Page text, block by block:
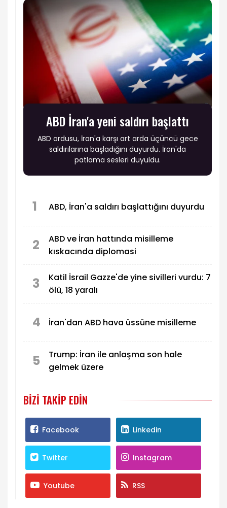
ABD İran'a yeni saldırı başlattı
ABD ordusu, İran'a karşı art arda üçüncü gece
saldırılarına başladığını duyurdu. İran'da
patlama sesleri duyuldu.
1 ABD, İran'a saldırı başlattığını duyurdu
2
ABD ve İran hattında misilleme
kıskacında diplomasi
3
Katil İsrail Gazze'de yine sivilleri vurdu: 7
ölü, 18 yaralı
4 İran'dan ABD hava üssüne misilleme
5
Trump: İran ile anlaşma son hale
gelmek üzere
BIZI TAKIP EDIN
Facebook Linkedin
Twitter Instagram
Youtube RSS